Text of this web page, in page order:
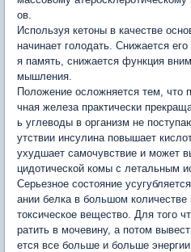
ов.
Используя кетоны в качестве
начинает голодать. Снижается
я память, снижается функция
мышления.
Положение осложняется тем, что
чная железа практически
ь углеводы в организм не
утствии инсулина повышает
ухудшает самочувствие и может
цидотической комы с летальным
Серьезное состояние
ании белка в большом
токсическое вещество. Для того
ратить в мочевину, а потом
ется все больше и больше